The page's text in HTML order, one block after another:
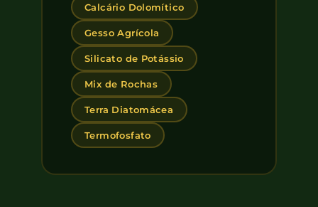
Calcário Dolomítico
Gesso Agrícola
Silicato de Potássio
Mix de Rochas
Terra Diatomácea
Termofosfato